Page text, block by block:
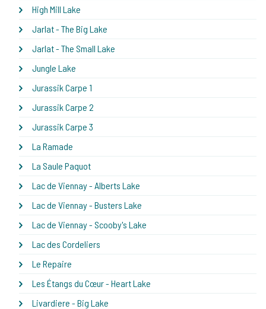
High Mill Lake
Jarlat - The Big Lake
Jarlat - The Small Lake
Jungle Lake
Jurassik Carpe 1
Jurassik Carpe 2
Jurassik Carpe 3
La Ramade
La Saule Paquot
Lac de Viennay - Alberts Lake
Lac de Viennay - Busters Lake
Lac de Viennay - Scooby's Lake
Lac des Cordeliers
Le Repaire
Les Étangs du Cœur - Heart Lake
Livardiere - Big Lake